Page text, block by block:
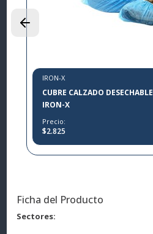
IRON-X
CUBRE CALZADO
IRON-X
Precio:
$2.825
Ficha del Producto
Sectores